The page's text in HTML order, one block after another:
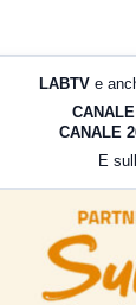
LABTV e
CANALE
E